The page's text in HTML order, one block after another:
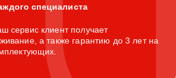
специалиста
сервис клиент получает
а также гарантию до 3 лет на